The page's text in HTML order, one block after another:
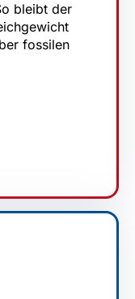
bleibt der
fossilen